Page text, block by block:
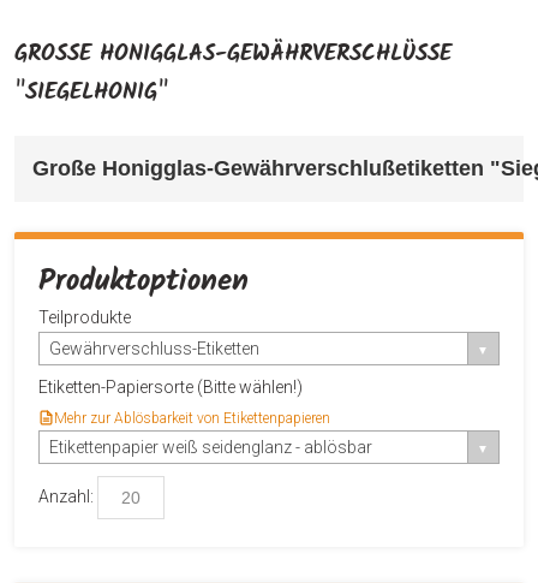
GROSSE HONIGGLAS-GEWÄHRVERSCHLÜSSE "
SIEGELHONIG"
Große Honigglas-Gewährverschlußetiketten
Produktoptionen
Teilprodukte
Gewährverschluss-Etiketten
Etiketten-Papiersorte (Bitte wählen!)
Mehr zur Ablösbarkeit von Etikettenpapieren
Etikettenpapier weiß seidenglanz - ablösbar
Anzahl: